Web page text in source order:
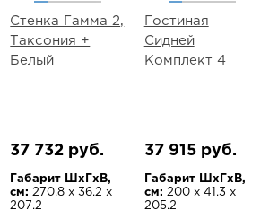
Стенка Гамма 2,
Таксония +
Белый
37 732 руб.
Габарит ШхГхВ,
см: 270.8 х 36.2 х
207.2
Гостиная
Сидней
Комплект 4
37 915 руб.
Габарит ШхГхВ,
см: 200 х 41.3 х
205.2